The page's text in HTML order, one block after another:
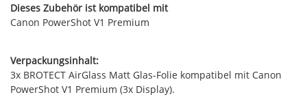
Dieses Zubehör ist kompatibel mit
Canon PowerShot V1 Premium
Verpackungsinhalt:
3x BROTECT AirGlass Matt Glas-Folie kompatibel mit Canon
PowerShot V1 Premium (3x Display).